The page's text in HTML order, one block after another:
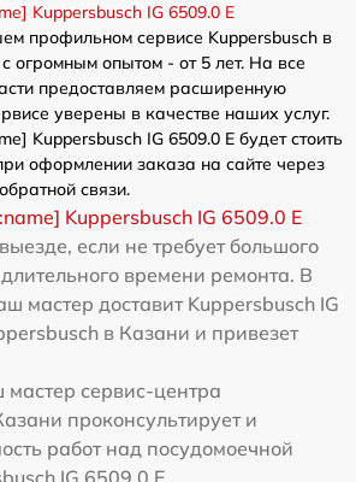
Kuppersbusch IG 6509.0 E
профильном сервисе Kuppersbusch в
огромным опытом - от 5 лет. На все
предоставляем расширенную
уверены в качестве наших услуг.
Kuppersbusch IG 6509.0 E будет стоить
оформлении заказа на сайте через
связи.
Kuppersbusch IG 6509.0 E
если не требует большого
времени ремонта. В
мастер доставит Kuppersbusch IG
в Казани и привезет
сервис-центра
проконсультирует и
работ над посудомоечной